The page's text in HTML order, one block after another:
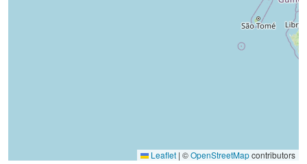
Leaflet | ©OpenStreetMapcontributors